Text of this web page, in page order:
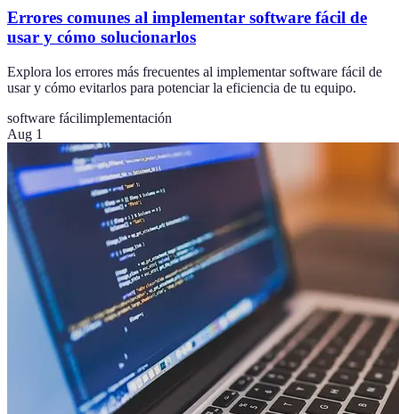
Errores comunes al implementar software fácil de
usar y cómo solucionarlos
Explora los errores más frecuentes al implementar software fácil de
usar y cómo evitarlos para potenciar la eficiencia de tu equipo.
software fácilimplementación
Aug 1